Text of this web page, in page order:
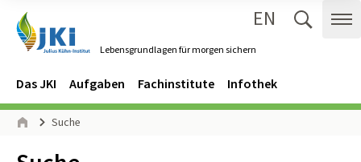
Lebensgrundlagen für morgen sichern
EN
Navigation
Hauptmenü
Das JKI Aufgaben Fachinstitute Infothek
Seitenpfad
Suche